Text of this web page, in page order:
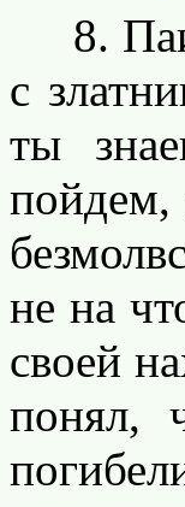
8.
с
ты
пойдем,
не на
своей
понял,